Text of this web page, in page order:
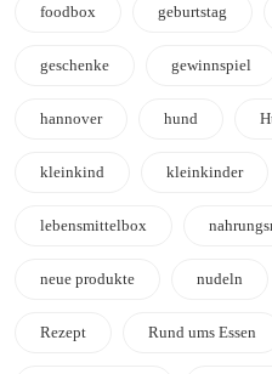
foodbox geburtstag
geschenke gewinnspiel
hannover hund
kleinkind kleinkinder
lebensmittelbox
neue produkte nudeln
Rezept Rund ums Essen